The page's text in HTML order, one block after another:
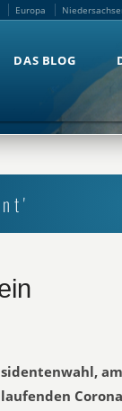
Europa
DAS BLOG
Corona
Europa
DAS BLOG